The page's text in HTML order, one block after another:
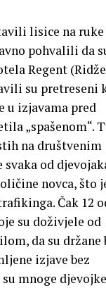
lisice na ruke
pohvalili da
Regent
su pretreseni
u izjavama pred
„spašenom“.
na društvenim
od
novca, što
Čak 12
su doživjele od
da su držane
izjave bez
mnoge djevojke